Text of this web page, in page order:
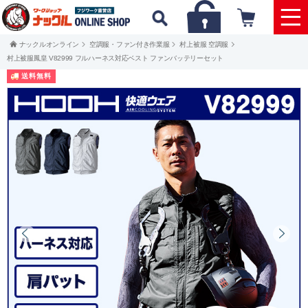
ナックルオンライン 空調服・ファン付き作業服
村上被服 空調服
村上被服鳳皇 V82999 フルハーネス対応ベスト ファンバッテリーセット
送料無料